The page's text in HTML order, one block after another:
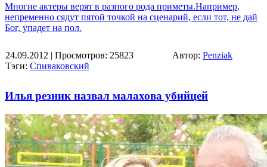
Многие актеры верят в разного рода приметы.Например,
непременно сядут пятой точкой на сценарий, если тот, не дай
Бог, упадет на пол.
24.09.2012 | Просмотров: 25823
Тэги: Спиваковский
Автор: Penziak
Илья резник назвал малахова убийцей